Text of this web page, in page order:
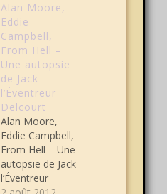
Alan Moore,
Eddie
Campbell,
From Hell –
Une autopsie
de Jack
l’Éventreur
Delcourt
Alan Moore,
Eddie Campbell,
From Hell – Une
autopsie de Jack
l’Éventreur